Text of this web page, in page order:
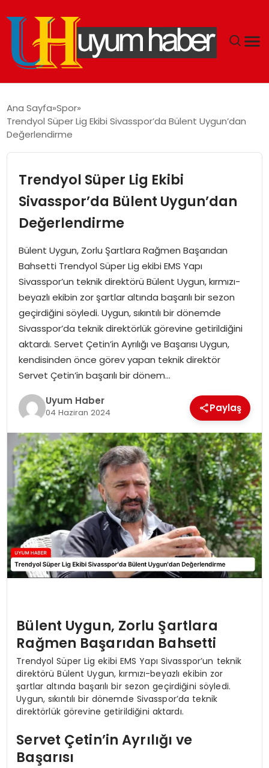
EKONOMI
SPOR
TEKNOLOJI
SAĞLIK
MAGAZIN
YAŞAM
Ana Sayfa Spor
Trendyol Süper Lig Ekibi Sivasspor’da Bülent Uygun’dan
Değerlendirme
Trendyol Süper Lig Ekibi
Sivasspor’da Bülent Uygun’dan
Değerlendirme
Bülent Uygun, Zorlu Şartlara Rağmen Başarıdan
Bahsetti Trendyol Süper Lig ekibi EMS Yapı
Sivasspor’un teknik direktörü Bülent Uygun, kırmızı-
beyazlı ekibin zor şartlar altında başarılı bir sezon
geçirdiğini söyledi. Uygun, sıkıntılı bir dönemde
Sivasspor’da teknik direktörlük görevine getirildiğini
aktardı. Servet Çetin’in Ayrılığı ve Başarısı Uygun,
kendisinden önce görev yapan teknik direktör
Servet Çetin’in başarılı bir dönem…
Uyum Haber
04 Haziran 2024 Paylaş
Bülent Uygun, Zorlu Şartlara
Rağmen Başarıdan Bahsetti
Trendyol Süper Lig ekibi EMS Yapı Sivasspor’un teknik
direktörü Bülent Uygun, kırmızı-beyazlı ekibin zor
şartlar altında başarılı bir sezon geçirdiğini söyledi.
Uygun, sıkıntılı bir dönemde Sivasspor’da teknik
direktörlük görevine getirildiğini aktardı.
Servet Çetin’in Ayrılığı ve
Başarısı